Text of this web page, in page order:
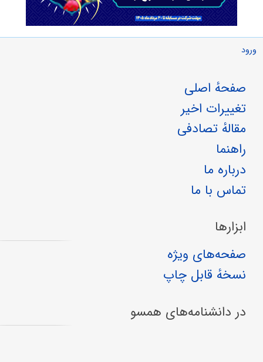
ورود
صفحهٔ اصلی
تغییرات اخیر
مقالهٔ تصادفی
راهنما
درباره ما
تماس با ما
ابزارها
صفحه‌های ویژه
نسخهٔ قابل چاپ
در دانشنامه‌های همسو